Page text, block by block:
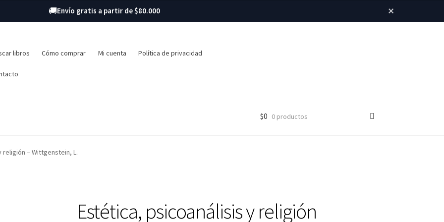
🚚Envío gratis a partir de $80.000 ×
libros Cómo comprar Mi cuenta Política de privacidad
$0 0 productos
– Wittgenstein, L.
Estética, psicoanálisis y religión